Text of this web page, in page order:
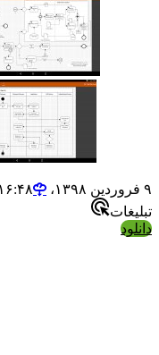
۹ فروردین ۱۳۹۸،‏ ۱۶:۴۸
تبلیغات
دانلود